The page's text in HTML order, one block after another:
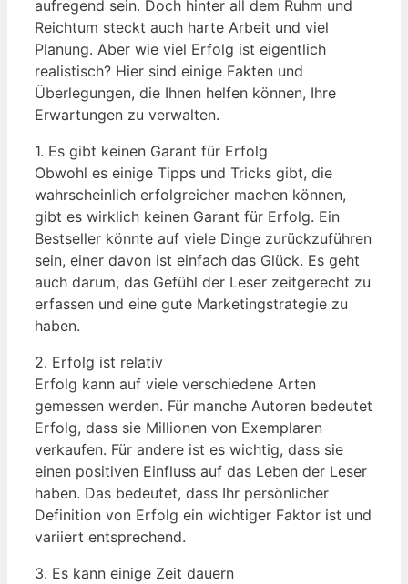
aufregend sein. Doch hinter all dem Ruhm und
Reichtum steckt auch harte Arbeit und viel
Planung. Aber wie viel Erfolg ist eigentlich
realistisch? Hier sind einige Fakten und
Überlegungen, die Ihnen helfen können, Ihre
Erwartungen zu verwalten.
1. Es gibt keinen Garant für Erfolg
Obwohl es einige Tipps und Tricks gibt, die
wahrscheinlich erfolgreicher machen können,
gibt es wirklich keinen Garant für Erfolg. Ein
Bestseller könnte auf viele Dinge zurückzuführen
sein, einer davon ist einfach das Glück. Es geht
auch darum, das Gefühl der Leser zeitgerecht zu
erfassen und eine gute Marketingstrategie zu
haben.
2. Erfolg ist relativ
Erfolg kann auf viele verschiedene Arten
gemessen werden. Für manche Autoren bedeutet
Erfolg, dass sie Millionen von Exemplaren
verkaufen. Für andere ist es wichtig, dass sie
einen positiven Einfluss auf das Leben der Leser
haben. Das bedeutet, dass Ihr persönlicher
Definition von Erfolg ein wichtiger Faktor ist und
variiert entsprechend.
3. Es kann einige Zeit dauern